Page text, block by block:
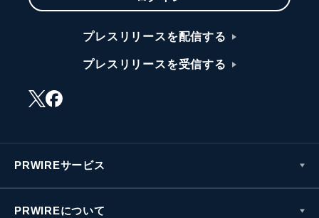
プレスリリースを配信する
プレスリリースを受信する
PRWIREサービス
PRWIREについて